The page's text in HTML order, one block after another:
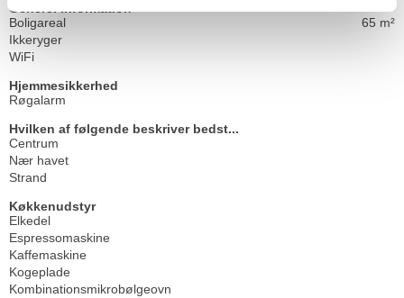
Generel Information
Boligareal
65 m²
Ikkeryger
WiFi
Hjemmesikkerhed
Røgalarm
Hvilken af følgende beskriver bedst...
Centrum
Nær havet
Strand
Køkkenudstyr
Elkedel
Espressomaskine
Kaffemaskine
Kogeplade
Kombinationsmikrobølgeovn